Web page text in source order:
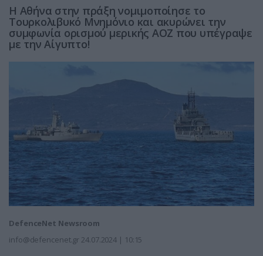
Η Αθήνα στην πράξη νομιμοποίησε το
Τουρκολιβυκό Μνημόνιο και ακυρώνει την
συμφωνία ορισμού μερικής ΑΟΖ που υπέγραψε
με την Αίγυπτο!
DefenceNet Newsroom
info@defencenet.gr 24.07.2024 | 10:15